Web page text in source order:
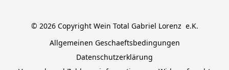
© 2026 Copyright Wein Total Gabriel Lorenz  e.K.
Allgemeinen Geschaeftsbedingungen
Datenschutzerklärung